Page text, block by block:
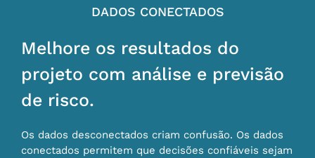
DADOS CONECTADOS
Melhore os resultados do
projeto com análise e previsão
de risco.
Os dados desconectados criam confusão. Os dados
conectados permitem que decisões confiáveis ​​sejam